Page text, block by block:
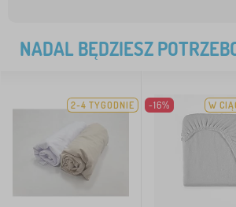
NADAL BĘDZIESZ
2-4 TYGODNIE -16% W